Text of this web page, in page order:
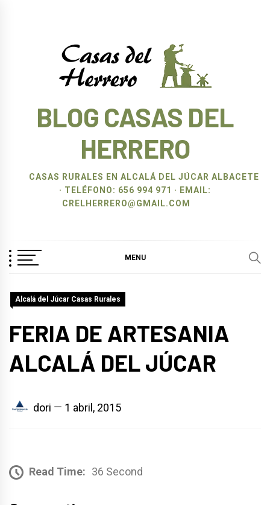
BLOG CASAS DEL
HERRERO
CASAS RURALES EN ALCALÁ DEL JÚCAR ALBACETE
· TELÉFONO: 656 994 971 · EMAIL:
CRELHERRERO@GMAIL.COM
MENU
Alcalá del Júcar Casas Rurales
FERIA DE ARTESANIA
ALCALÁ DEL JÚCAR
dori 1 abril, 2015
Read Time: 36 Second